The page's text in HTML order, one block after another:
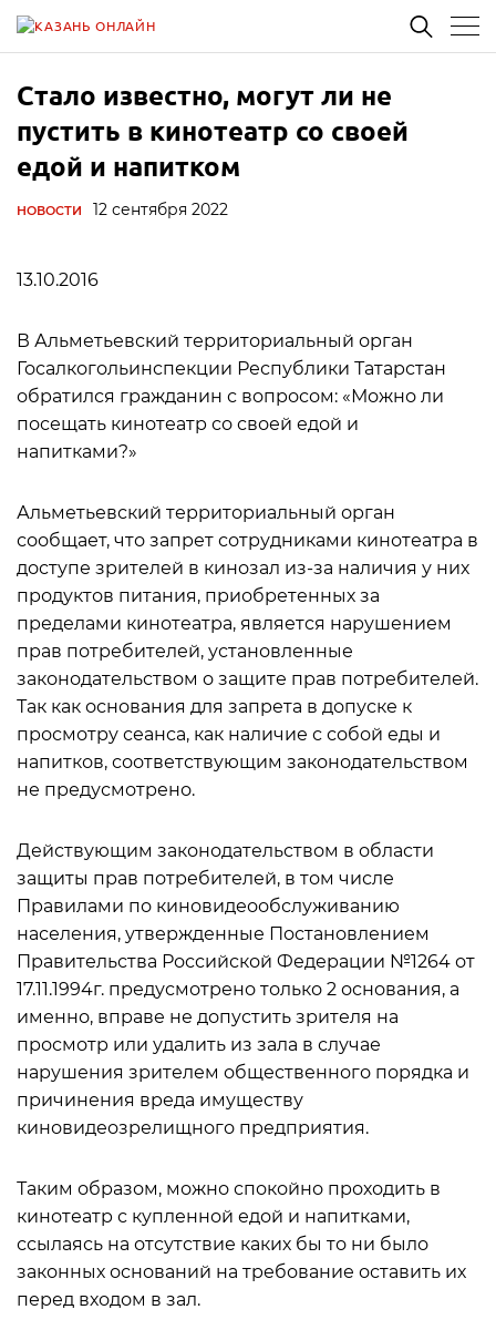
Стало известно, могут ли не
пустить в кинотеатр со своей
едой и напитком
НОВОСТИ 12 сентября 2022
13.10.2016
В Альметьевский территориальный орган
Госалкогольинспекции Республики Татарстан
обратился гражданин с вопросом: «Можно ли
посещать кинотеатр со своей едой и
напитками?»
Альметьевский территориальный орган
сообщает, что запрет сотрудниками кинотеатра в
доступе зрителей в кинозал из-за наличия у них
продуктов питания, приобретенных за
пределами кинотеатра, является нарушением
прав потребителей, установленные
законодательством о защите прав потребителей.
Так как основания для запрета в допуске к
просмотру сеанса, как наличие с собой еды и
напитков, соответствующим законодательством
не предусмотрено.
Действующим законодательством в области
защиты прав потребителей, в том числе
Правилами по киновидеообслуживанию
населения, утвержденные Постановлением
Правительства Российской Федерации №1264 от
17.11.1994г. предусмотрено только 2 основания, а
именно, вправе не допустить зрителя на
просмотр или удалить из зала в случае
нарушения зрителем общественного порядка и
причинения вреда имуществу
киновидеозрелищного предприятия.
Таким образом, можно спокойно проходить в
кинотеатр с купленной едой и напитками,
ссылаясь на отсутствие каких бы то ни было
законных оснований на требование оставить их
перед входом в зал.